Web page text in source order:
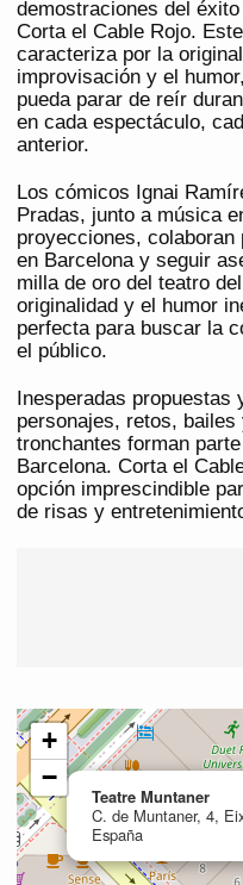
demostraciones del
Corta el Cable Rojo.
caracteriza por la
improvisación y el
pueda parar de reír
en cada espectáculo,
anterior.
Los cómicos Ignai
Pradas, junto a música
proyecciones,
en Barcelona y seguir
milla de oro del teatro
originalidad y el humor
perfecta para buscar la
el público.
Inesperadas
personajes, retos,
tronchantes forman
Barcelona. Corta el
opción imprescindible
de risas y